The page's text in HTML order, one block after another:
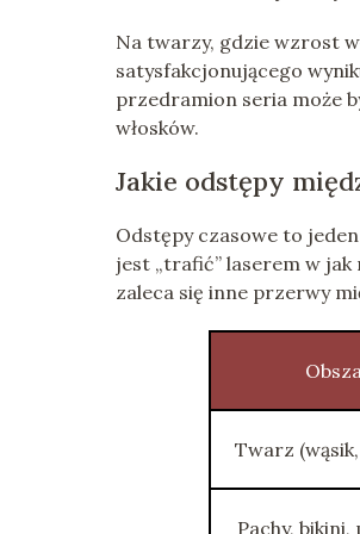
Na twarzy, gdzie wzrost
satysfakcjonującego
przedramion seria może
włosków.
Jakie odstępy
Odstępy czasowe to
jest „trafić” laserem w jak
zaleca się inne przerwy
Twarz
Pachy,